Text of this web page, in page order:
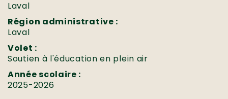
Laval
Région administrative :
Laval
Volet :
Soutien à l'éducation en plein air
Année scolaire :
2025-2026